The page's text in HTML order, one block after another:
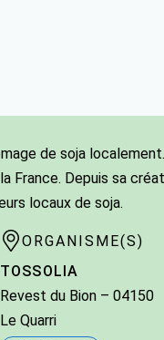
de soja
Depuis sa
locaux de soja.
ORGANISME(S)
TOSSOLIA
Revest du Bion – 04150
Le Quarri